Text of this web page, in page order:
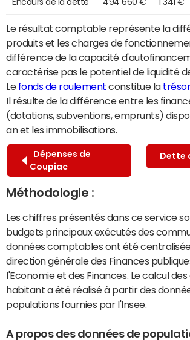
Le résultat comptable représente la
produits et les charges de
différence de la capacité
caractérise pas le potentiel de liquidité
Le fonds de roulement constitue la
Il résulte de la différence entre les
(dotations, subventions, emprunts)
an et les immobilisations.
Dépenses de
Coupiac
Dette
Méthodologie :
Les chiffres présentés dans ce service
budgets principaux exécutés des
données comptables ont été
direction générale des Finances
l'Economie et des Finances. Le calcul
habitant a été réalisé à partir des
populations fournies par l'Insee.
A propos des données de